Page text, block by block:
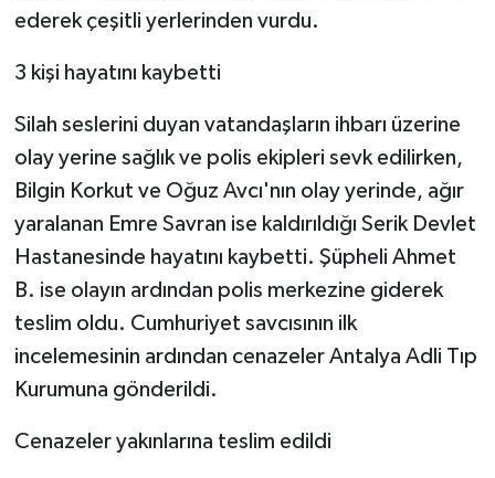
ederek çeşitli yerlerinden vurdu.
3 kişi hayatını kaybetti
Silah seslerini duyan vatandaşların ihbarı üzerine
olay yerine sağlık ve polis ekipleri sevk edilirken,
Bilgin Korkut ve Oğuz Avcı'nın olay yerinde, ağır
yaralanan Emre Savran ise kaldırıldığı Serik Devlet
Hastanesinde hayatını kaybetti. Şüpheli Ahmet
B. ise olayın ardından polis merkezine giderek
teslim oldu. Cumhuriyet savcısının ilk
incelemesinin ardından cenazeler Antalya Adli Tıp
Kurumuna gönderildi.
Cenazeler yakınlarına teslim edildi